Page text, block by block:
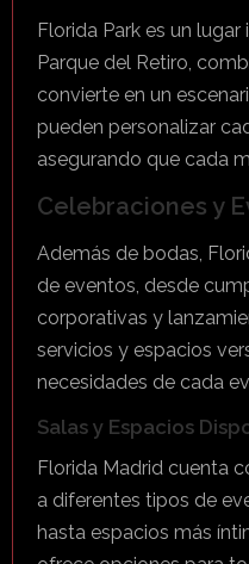
Florida Park es un
Parque del Retiro,
convierte en un
pueden personalizar
asegurando que cada
Celebraciones y
Además de bodas,
de eventos, desde
corporativas y
servicios y espacios
necesidades de cada
Salas y Espacios
Florida Madrid cuenta
a diferentes tipos de
hasta espacios más